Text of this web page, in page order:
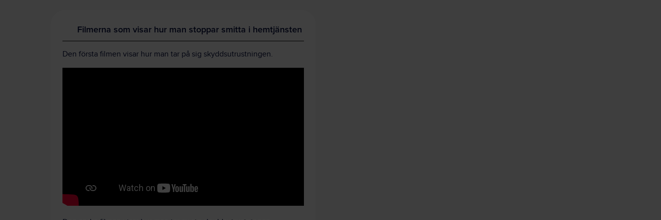
Filmerna som visar hur man stoppar smitta i hemtjänsten
Den första filmen visar hur man tar på sig skyddsutrustningen.